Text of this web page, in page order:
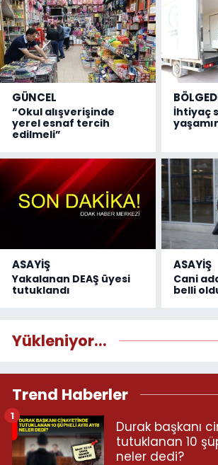
GÜNCEL
“Okul alışverişinde
yerel esnaf tercih
edilmeli”
İhtiyaç
ASAYİŞ
Yakalanan DEAŞ üyesi
tutuklandı
ASAYİŞ
Cani
belli
Yükleniyor...
Trend Haberler
Durak başkanı
tutuklanan 10
neler dedi?
1